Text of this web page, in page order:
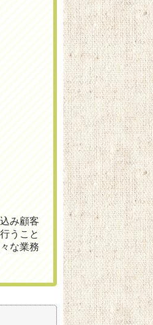
み顧客
うこと
な業務